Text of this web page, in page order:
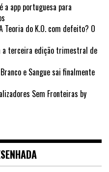
a app portuguesa para
Teoria do K.O. com defeito? O
a terceira edição trimestral de
e Sangue sai finalmente
Sem Fronteiras by